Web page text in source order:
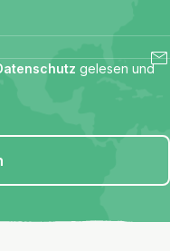
gelesen und